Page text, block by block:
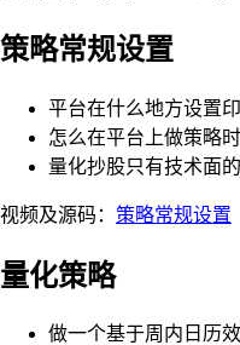
策略常规设置
平台在什么地方设置
怎么在平台上做策略
量化抄股只有技术面
视频及源码： 策略常规设置
量化策略
做一个基于周内日历